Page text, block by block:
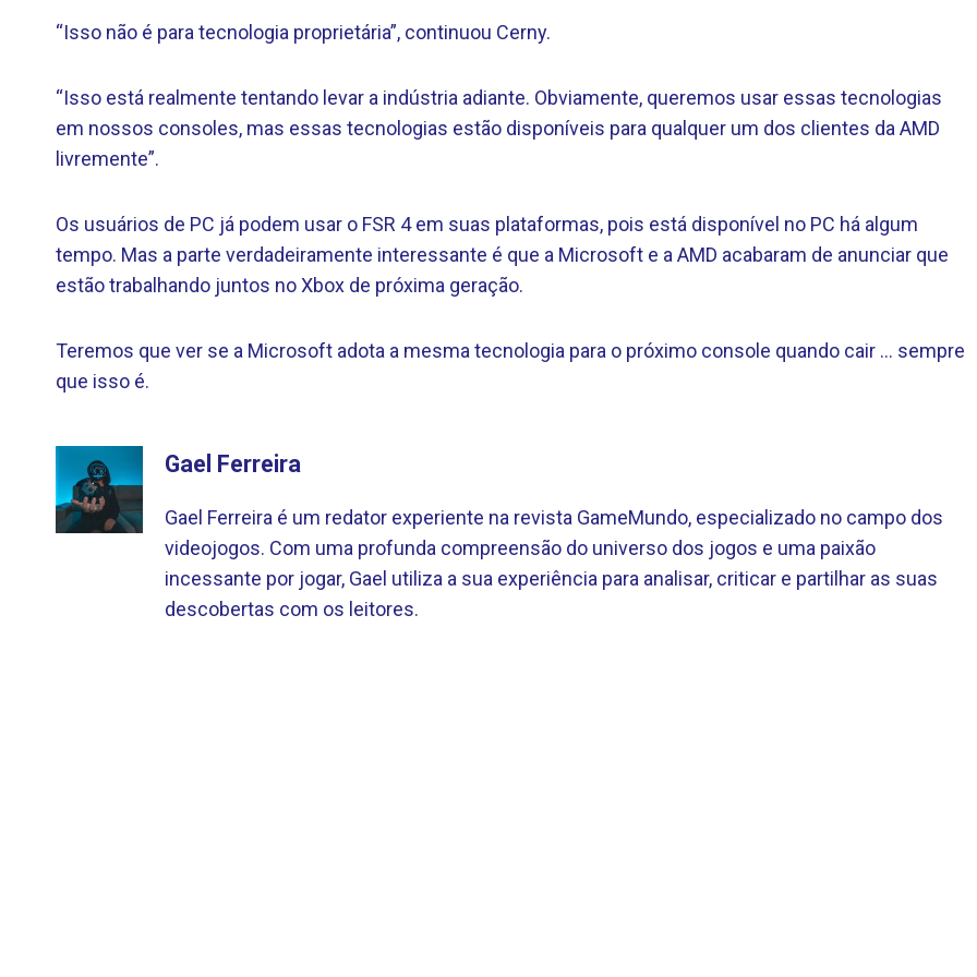
“Isso não é para tecnologia proprietária”, continuou Cerny.
“Isso está realmente tentando levar a indústria adiante. Obviamente, queremos usar essas tecnologias
em nossos consoles, mas essas tecnologias estão disponíveis para qualquer um dos clientes da AMD
livremente”.
Os usuários de PC já podem usar o FSR 4 em suas plataformas, pois está disponível no PC há algum
tempo. Mas a parte verdadeiramente interessante é que a Microsoft e a AMD acabaram de anunciar que
estão trabalhando juntos no Xbox de próxima geração.
Teremos que ver se a Microsoft adota a mesma tecnologia para o próximo console quando cair … sempre
que isso é.
Gael Ferreira
Gael Ferreira é um redator experiente na revista GameMundo, especializado no campo dos
videojogos. Com uma profunda compreensão do universo dos jogos e uma paixão
incessante por jogar, Gael utiliza a sua experiência para analisar, criticar e partilhar as suas
descobertas com os leitores.